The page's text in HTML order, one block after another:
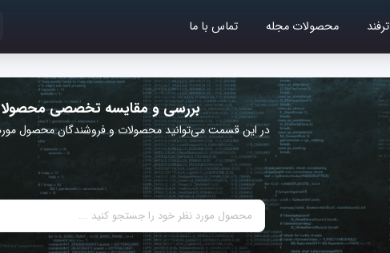
ترفند محصولات مجله تماس با ما
بررسی و مقایسه تخصصی
در این قسمت می‌توانید محصولات و فروشندگان محصول